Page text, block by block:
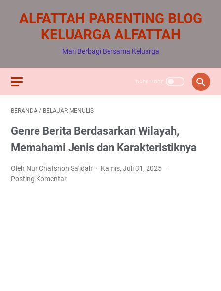
ALFATTAH PARENTING BLOG
KELUARGA ALFATTAH
Mari Berbagi Bersama Keluarga
BERANDA / BELAJAR MENULIS
Genre Berita Berdasarkan Wilayah,
Memahami Jenis dan Karakteristiknya
Oleh Nur Chafshoh Sa'idah
Kamis, Juli 31, 2025
Posting Komentar